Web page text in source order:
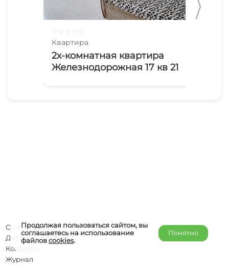
Квартира
2х-комнатная квартира
Железнодорожная 17 кв 21
Продолжая пользоваться сайтом, вы
соглашаетесь на использование
файловcookies.
Понятно
О компании
Добавить объект
Контакты
Журнал